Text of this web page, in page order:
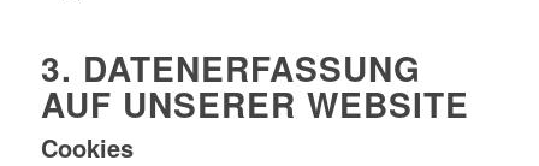
3. DATENERFASSUNG
AUF UNSERER WEBSITE
Cookies